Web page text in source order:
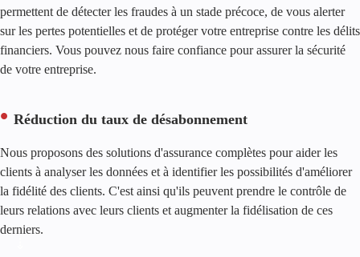
permettent de détecter les fraudes à un stade précoce, de vous alerter
sur les pertes potentielles et de protéger votre entreprise contre les délits
financiers. Vous pouvez nous faire confiance pour assurer la sécurité
de votre entreprise.
Réduction du taux de désabonnement
Nous proposons des solutions d'assurance complètes pour aider les
clients à analyser les données et à identifier les possibilités d'améliorer
la fidélité des clients. C'est ainsi qu'ils peuvent prendre le contrôle de
leurs relations avec leurs clients et augmenter la fidélisation de ces
derniers.